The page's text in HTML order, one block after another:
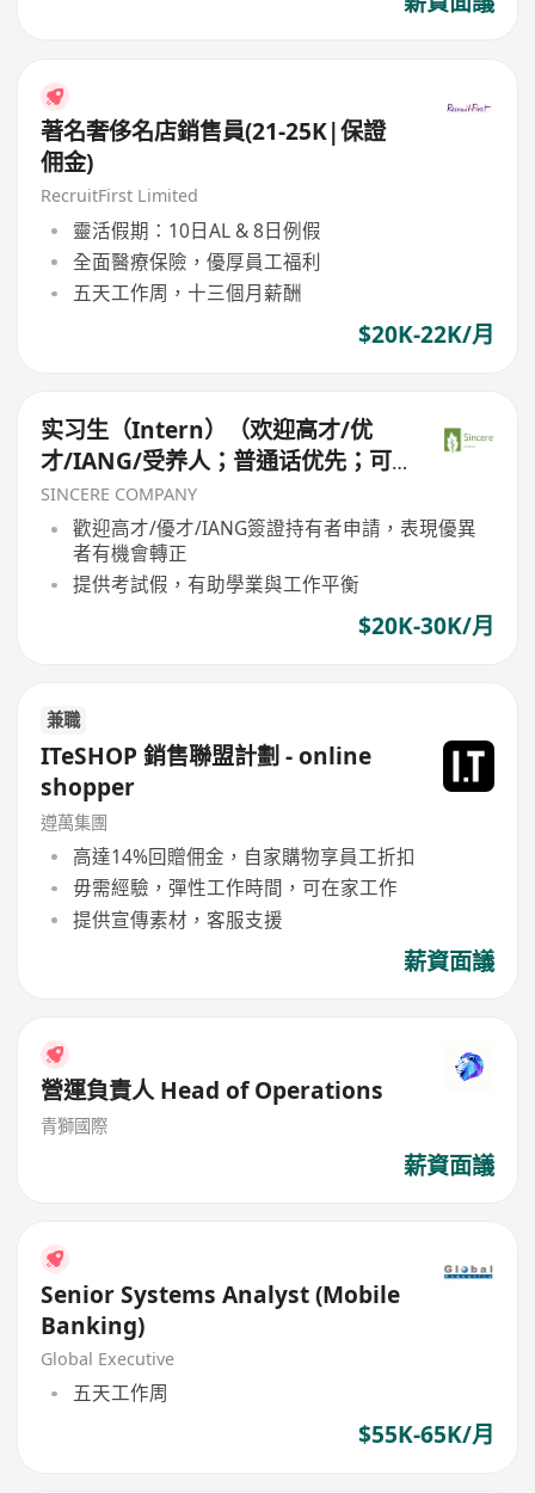
著名奢侈名店銷售員(21-25K|保證
佣金)
RecruitFirst Limited
靈活假期：10日AL & 8日例假
全面醫療保險，優厚員工福利
五天工作周，十三個月薪酬
$20K-22K/月
实习生（Intern）（欢迎高才/优
才/IANG/受养人；普通话优先；可
转正/续签）
SINCERE COMPANY
歡迎高才/優才/IANG簽證持有者申請，表現優異
者有機會轉正
提供考試假，有助學業與工作平衡
$20K-30K/月
兼職
ITeSHOP 銷售聯盟計劃 - online
shopper
遵萬集團
高達14%回贈佣金，自家購物享員工折扣
毋需經驗，彈性工作時間，可在家工作
提供宣傳素材，客服支援
薪資面議
營運負責人 Head of Operations
青獅國際
薪資面議
Senior Systems Analyst (Mobile
Banking)
Global Executive
五天工作周
$55K-65K/月